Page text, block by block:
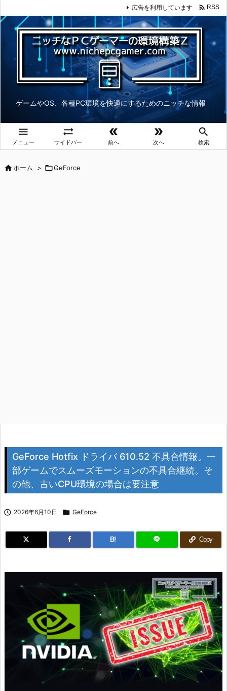
ゲームやOS、各種PC環境を快適にするためのニッチな情報

メニュー

サイドバー

前へ

次へ

検索
広告を利用しています  RSS
ホーム > GeForce
GeForce Hotfix ドライバ 610.52 不具合情報。一
部ゲームでスムーズモーションの不具合継続。そ
の他、古いCPU環境の場合は要注意
 2026年6月10日  GeForce
B! Copy